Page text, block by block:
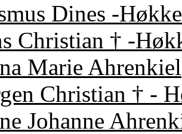
Dines -
Christian † -
Marie Ahrenkiel
Christian † -
Johanne